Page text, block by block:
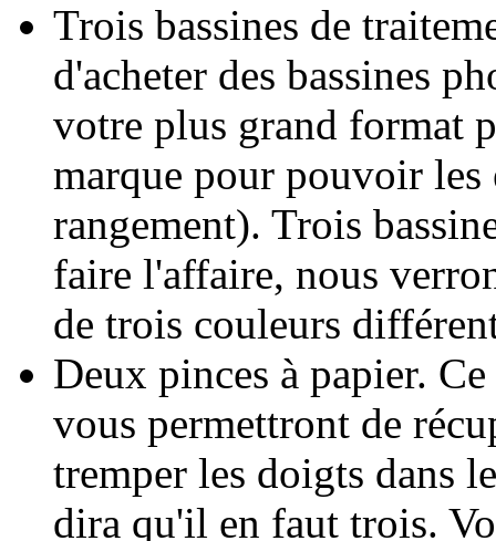
Trois bassines de
d'acheter des bassines
votre plus grand format
marque pour pouvoir
rangement). Trois
faire l'affaire, nous
de trois couleurs
Deux pinces à papier.
vous permettront de
tremper les doigts dans
dira qu'il en faut trois.